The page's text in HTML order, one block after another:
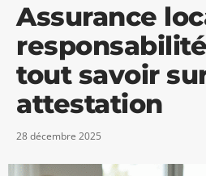
Assurance
tout savoir
attestation
28 décembre 2025